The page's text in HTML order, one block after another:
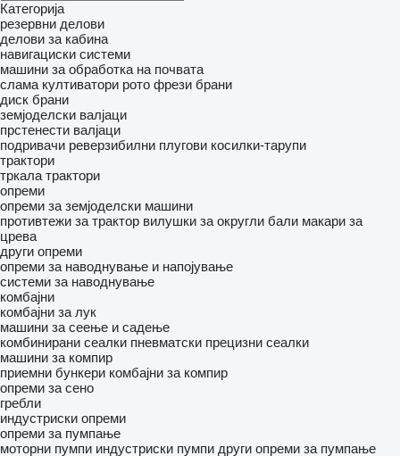
Категорија
резервни делови
делови за кабина
навигациски системи
машини за обработка на почвата
слама култиватори рото фрези брани
диск брани
земјоделски валјаци
прстенести валјаци
подривачи реверзибилни плугови косилки-тарупи
трактори
тркала трактори
опреми
опреми за земјоделски машини
противтежи за трактор вилушки за округли бали макари за
црева
други опреми
опреми за наводнување и напојување
системи за наводнување
комбајни
комбајни за лук
машини за сеење и садење
комбинирани сеалки пневматски прецизни сеалки
машини за компир
приемни бункери комбајни за компир
опреми за сено
гребли
индустриски опреми
опреми за пумпање
моторни пумпи индустриски пумпи други опреми за пумпање